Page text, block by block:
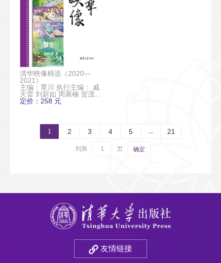
清华映像精选（2020—
2021）
主编：覃川 执行主编： 戚
天雷 刘蔚如 周襄楠 贺茂藤
副主编：张歌明 张莉
定价：258 元
1 2 3 4 5 ... 21
到第 页 确定
友情链接